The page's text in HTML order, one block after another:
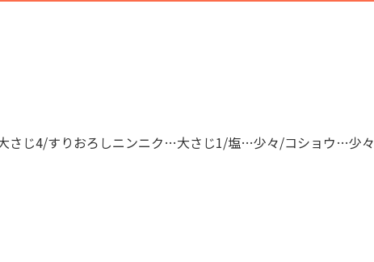
じ4/すりおろしニンニク…大さじ1/塩…少々/コショウ…少々